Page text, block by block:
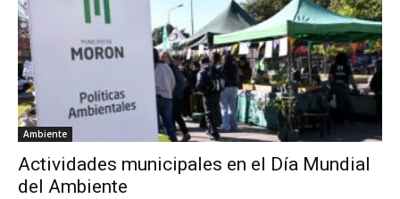
Ambiente
Actividades municipales en el Día Mundial
del Ambiente